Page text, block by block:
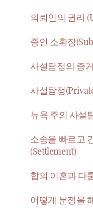
의뢰인의 권리
증인 소환장
사설탐정의 증
사설탐정
뉴욕 주의 사설
소송을 빠르고
(Settlement)
합의 이혼과 다
어떻게 분쟁을